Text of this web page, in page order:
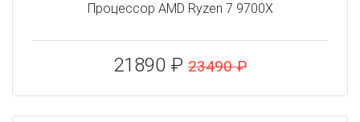
Процессор AMD Ryzen 7 9700X
21890 ₽ 23490 ₽